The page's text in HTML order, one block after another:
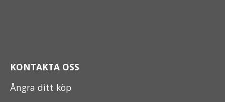
KONTAKTA OSS
Ångra ditt köp